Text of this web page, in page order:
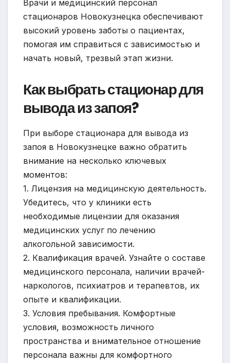
Врачи и медицинский персонал
стационаров Новокузнецка обеспечивают
высокий уровень заботы о пациентах,
помогая им справиться с зависимостью и
начать новый, трезвый этап жизни.
Как выбрать стационар для
вывода из запоя?
При выборе стационара для вывода из
запоя в Новокузнецке важно обратить
внимание на несколько ключевых
моментов:
1. Лицензия на медицинскую деятельность.
Убедитесь, что у клиники есть
необходимые лицензии для оказания
медицинских услуг по лечению
алкогольной зависимости.
2. Квалификация врачей. Узнайте о составе
медицинского персонала, наличии врачей-
наркологов, психиатров и терапевтов, их
опыте и квалификации.
3. Условия пребывания. Комфортные
условия, возможность личного
пространства и внимательное отношение
персонала важны для комфортного